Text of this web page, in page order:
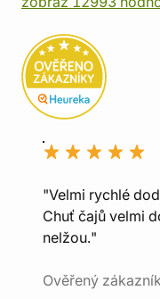
"Velmi rychlé
Chuť čajů velmi
nelžou."
Ověřený